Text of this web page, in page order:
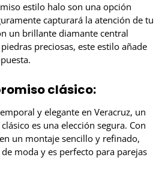
estilo halo son una opción
capturará la atención de tu
un brillante diamante central
preciosas, este estilo añade
clásico:
y elegante en Veracruz, un
es una elección segura. Con
un montaje sencillo y refinado,
moda y es perfecto para parejas